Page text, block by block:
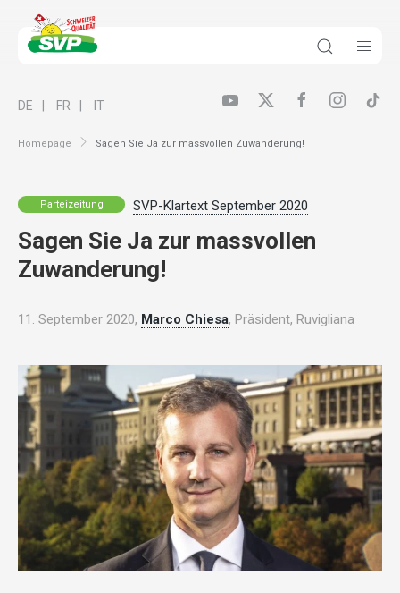
Homepage Sagen Sie Ja zur massvollen Zuwanderung!
DE FR IT
Parteizeitung SVP-Klartext September 2020
Sagen Sie Ja zur massvollen
Zuwanderung!
11. September 2020, Marco Chiesa, Präsident, Ruvigliana